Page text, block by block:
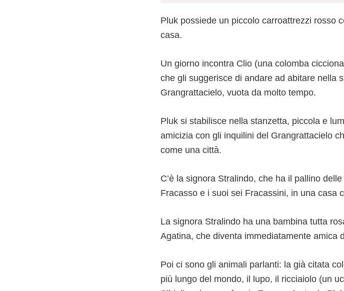
Pluk possiede un piccolo carroattrezzi rosso
casa.
Un giorno incontra Clio (una colomba
che gli suggerisce di andare ad abitare nella
Grangrattacielo, vuota da molto tempo.
Pluk si stabilisce nella stanzetta, piccola e
amicizia con gli inquilini del Grangrattacielo
come una città.
C’è la signora Stralindo, che ha il pallino
Fracasso e i suoi sei Fracassini, in una casa
La signora Stralindo ha una bambina tutta
Agatina, che diventa immediatamente amica
Poi ci sono gli animali parlanti: la già citata
più lungo del mondo, il lupo, il ricciaiolo (un